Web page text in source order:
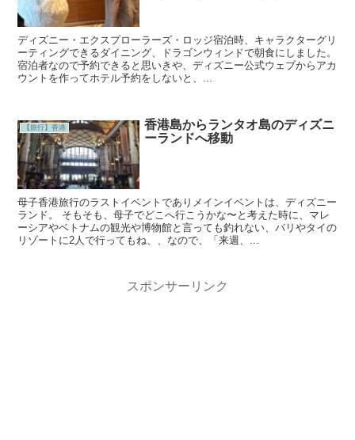
ディズニー・エクスプローラーズ・ロッジ宿泊時、キャラクターグリ
ーティングできるダイニング、ドラゴンウィンドで朝食にしました。
宿泊者なので予約できると思いきや、ディズニー公式ウェブからアカ
ウントを作ってホテル予約をしないと、...
【旅行】香港
香港島からランタオ島のディズニ
ーランドへ移動
母子香港旅行のラストイベントでありメインイベントは、ディズニー
ランド。 そもそも、母子でどこへ行こうかな〜と考えた時に、マレ
ーシアやベトナムの観光や博物館と言っても釣れない、バリやタイの
リゾートに2人で行ってもね、、なので、「来週、...
スポンサーリンク